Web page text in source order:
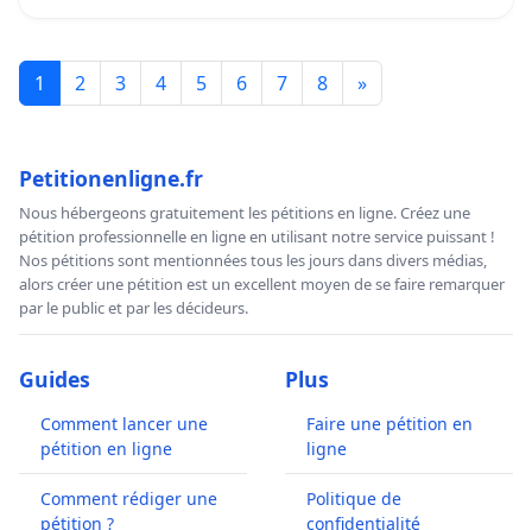
1 2 3 4 5 6 7 8 »
Petitionenligne.fr
Nous hébergeons gratuitement les pétitions en ligne. Créez une
pétition professionnelle en ligne en utilisant notre service puissant !
Nos pétitions sont mentionnées tous les jours dans divers médias,
alors créer une pétition est un excellent moyen de se faire remarquer
par le public et par les décideurs.
Guides
Comment lancer une
pétition en ligne
Comment rédiger une
pétition ?
Plus
Faire une pétition en
ligne
Politique de
confidentialité